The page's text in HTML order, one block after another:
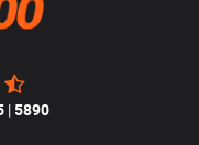
|5890